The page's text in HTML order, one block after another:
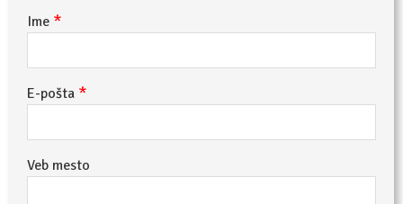
Ime *
E-pošta *
Veb mesto